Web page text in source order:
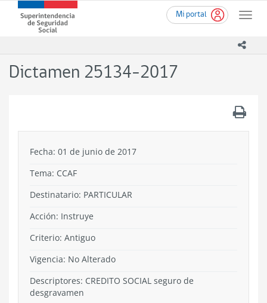
contenido
Mi portal
Toggle
Superintendencia
de
-
Dictamen 25134-2017
Fecha: 01 de junio de 2017
Tema: CCAF
Destinatario: PARTICULAR
Acción: Instruye
Criterio: Antiguo
Vigencia: No Alterado
Descriptores: CREDITO SOCIAL seguro de
desgravamen